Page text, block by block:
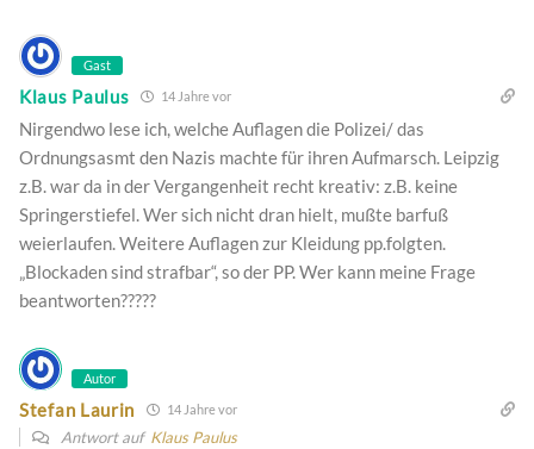
Gast
Klaus Paulus 14 Jahre vor
Nirgendwo lese ich, welche Auflagen die Polizei/ das
Ordnungsasmt den Nazis machte für ihren Aufmarsch. Leipzig
z.B. war da in der Vergangenheit recht kreativ: z.B. keine
Springerstiefel. Wer sich nicht dran hielt, mußte barfuß
weierlaufen. Weitere Auflagen zur Kleidung pp.folgten.
„Blockaden sind strafbar“, so der PP. Wer kann meine Frage
beantworten?????
Autor
Stefan Laurin 14 Jahre vor
Antwort auf Klaus Paulus